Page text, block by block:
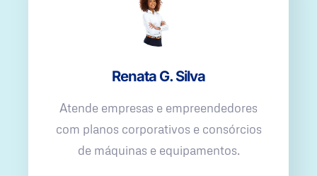
Renata G. Silva
Atende empresas e empreendedores
com planos corporativos e consórcios
de máquinas e equipamentos.